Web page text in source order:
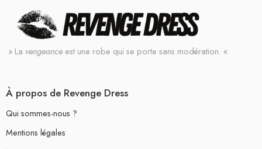
» La vengeance est une robe qui se porte sans modération. «
À propos de Revenge Dress
Qui sommes-nous ?
Mentions légales